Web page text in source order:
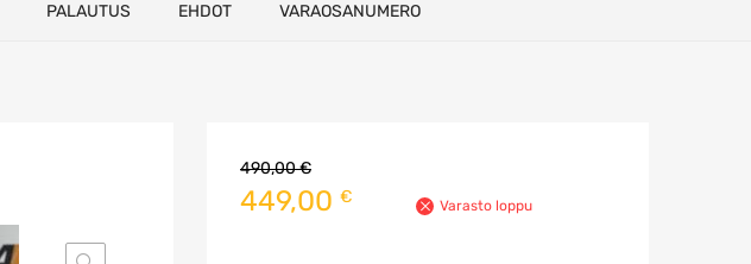
PALAUTUS EHDOT VARAOSANUMERO
490,00€
Alkuperäinen
449,00 €
NykyinenVarasto loppu